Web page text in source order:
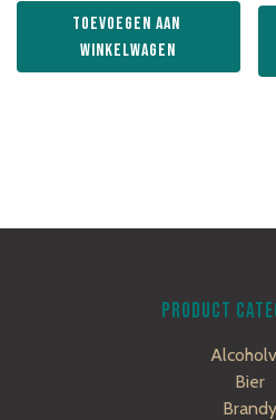
Toevoegen aan
winkelwagen
PRODUCT
Bier
Brandy